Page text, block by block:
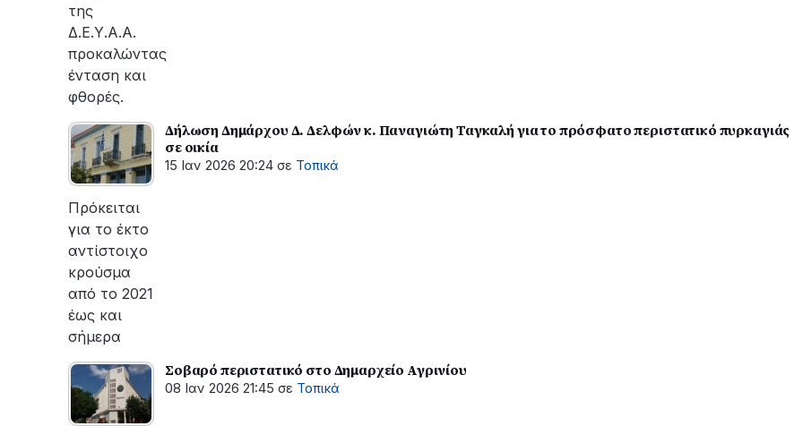
της
Δ.Ε.Υ.Α.Α.
προκαλώντας
ένταση και
φθορές.
Δήλωση Δημάρχου Δ. Δελφών κ. Παναγιώτη Ταγκαλή για το πρόσφατο περιστατικό πυρκαγιάς
σε οικία
15 Ιαν 2026 20:24 σε Τοπικά
Πρόκειται
για το έκτο
αντίστοιχο
κρούσμα
από το 2021
έως και
σήμερα
Σοβαρό περιστατικό στο Δημαρχείο Αγρινίου
08 Ιαν 2026 21:45 σε Τοπικά